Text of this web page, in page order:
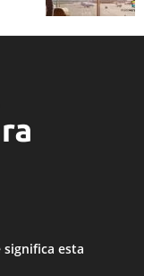
significa esta